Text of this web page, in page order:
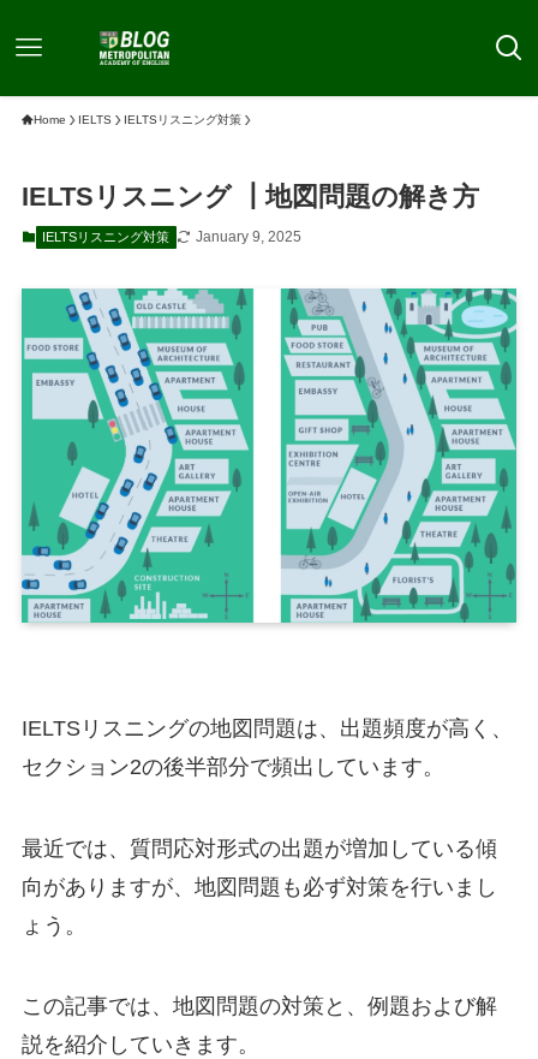
Home IELTS IELTSリスニング対策
IELTSリスニング ┃地図問題の解き方
IELTSリスニング対策 January 9, 2025
IELTSリスニングの地図問題は、出題頻度が高く、
セクション2の後半部分で頻出しています。
最近では、質問応対形式の出題が増加している傾
向がありますが、地図問題も必ず対策を行いまし
ょう。
この記事では、地図問題の対策と、例題および解
説を紹介していきます。